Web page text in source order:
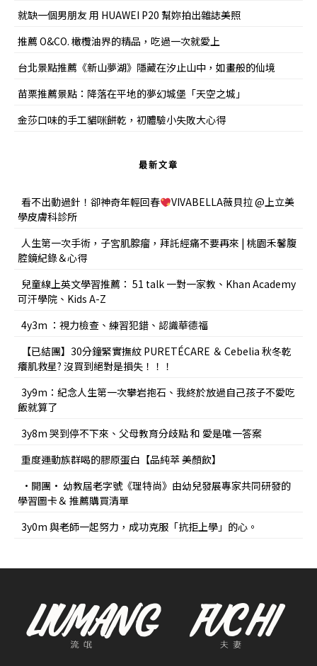
就缺一個男朋友 用 HUAWEI P20 幫妳拍出雜誌美照
推薦 O&CO. 橄欖油界的精品，吃過一次就愛上
台北景點推薦《新山夢湖》隱藏在汐止山中，如畫般的仙境
苗栗推薦景點：降落在平地的夢幻城堡「天空之城」
金莎口味的手工貓咪餅乾，初體驗小失敗大心得
最新文章
看不出動過針！卻神奇年輕回春
VIVABELLA薇貝拉 @上立美
學皮膚科診所
人生第一次手術，子宮肌腺瘤，拜託經痛不要再來 | 桃園禾馨腹
腔鏡紀錄＆心得
兒童線上英文學習推薦： 51 talk 一對一家教、Khan Academy
可汗學院、Kids A-Z
4y3m ：視力檢查、練習犯錯、認識華德福
【已結團】30分鐘緊實撫紋 PURETÉCARE ＆ Cebelia 秋冬乾
癢肌救星? 沒買到絕對是損失！！！
3y9m：紀念人生第一次攀岩抱石、我終於放過自己孩子不愛吃
飯就算了
3y8m 哭到停不下來、父母教育分歧點 和 愛是唯一答案
重度運動族群喝的膠原蛋白【品純萃 美顏飲】
•開團• 幼教屆老字號《理特尚》由幼兒發展專家共同研發的
學習圖卡＆ 推薦購買清單
3y0m 與老師一起努力，成功克服「抗拒上學」的心。